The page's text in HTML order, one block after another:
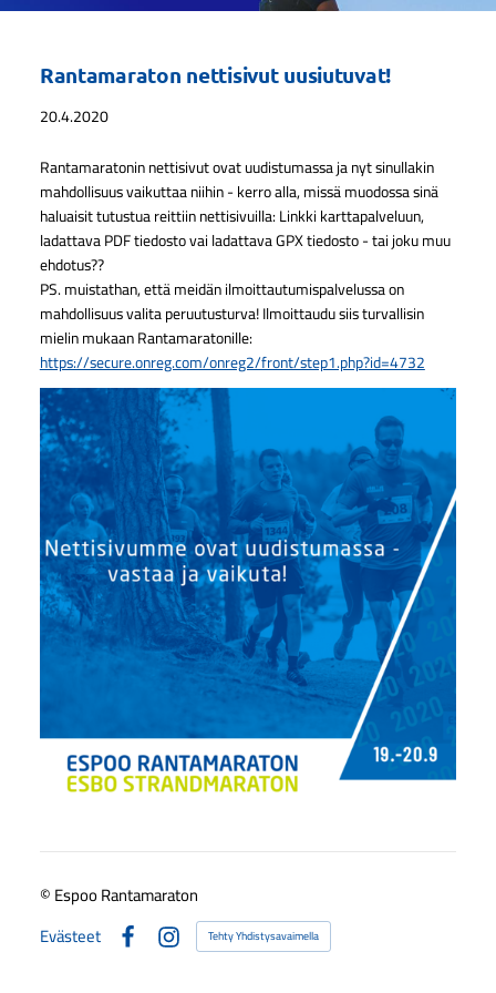
Rantamaraton nettisivut uusiutuvat!
20.4.2020
Rantamaratonin nettisivut ovat uudistumassa ja nyt sinullakin
mahdollisuus vaikuttaa niihin - kerro alla, missä muodossa sinä
haluaisit tutustua reittiin nettisivuilla: Linkki karttapalveluun,
ladattava PDF tiedosto vai ladattava GPX tiedosto - tai joku muu
ehdotus??
PS. muistathan, että meidän ilmoittautumispalvelussa on
mahdollisuus valita peruutusturva! Ilmoittaudu siis turvallisin
mielin mukaan Rantamaratonille:
https://secure.onreg.com/onreg2/front/step1.php?id=4732
©Espoo Rantamaraton
Evästeet
FacebookInstagram
Tehty Yhdistysavaimella